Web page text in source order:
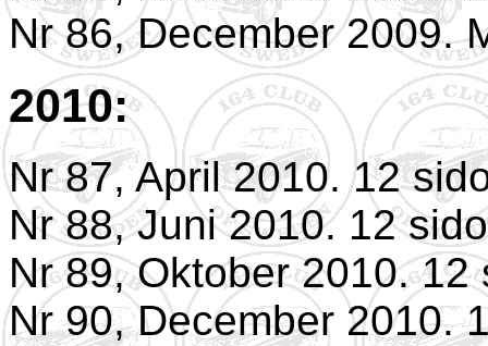
Nr 86, December 2009.
2010:
Nr 87, April 2010. 12
Nr 88, Juni 2010. 12
Nr 89, Oktober 2010. 12
Nr 90, December 2010.